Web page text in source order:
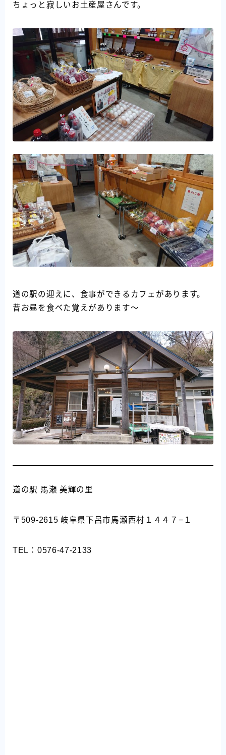
ちょっと寂しいお土産屋さんです。
道の駅の迎えに、食事ができるカフェがあります。
昔お昼を食べた覚えがあります～
道の駅 馬瀬 美輝の里
〒509-2615 岐阜県下呂市馬瀬西村１４４７−１
TEL：0576-47-2133